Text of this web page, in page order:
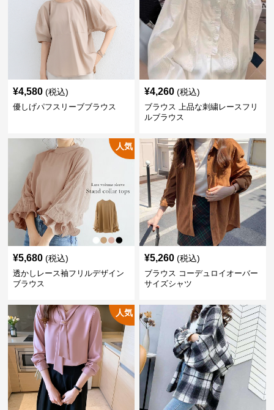
¥4,580 (税込)
優しげパフスリーブブラウス
¥4,260 (税込)
ブラウス 上品な刺繍レースフリ
ルブラウス
人気
¥5,680 (税込)
透かしレース袖フリルデザイン
ブラウス
¥5,260 (税込)
ブラウス コーデュロイオーバー
サイズシャツ
人気